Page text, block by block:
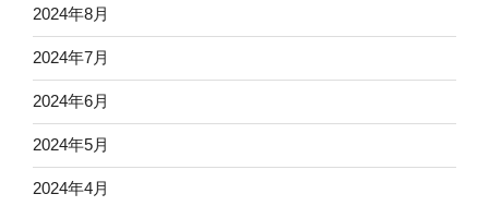
2024年8月
2024年7月
2024年6月
2024年5月
2024年4月